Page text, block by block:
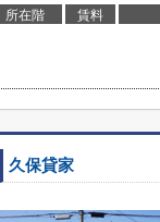
所在階 賃料
久保貸家